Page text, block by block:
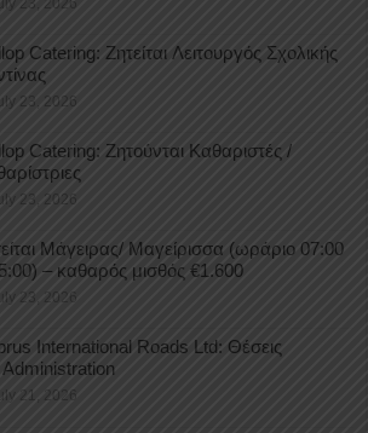
Catering: Ζητείται Λειτουργός Σχολικής
23, 2026
Catering: Ζητούνται Καθαριστές /
23, 2026
Μάγειρας/ Μαγείρισσα (ωράριο 07:00
– καθαρός μισθός €1.600
23, 2026
International Roads Ltd: Θέσεις
Administration
21, 2026